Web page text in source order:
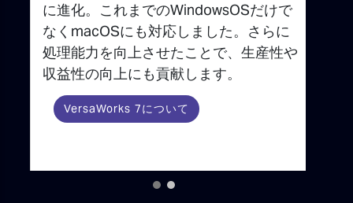
に進化。これまでのWindowsOSだけで
なくmacOSにも対応しました。さらに
処理能力を向上させたことで、生産性や
収益性の向上にも貢献します。
VersaWorks 7について